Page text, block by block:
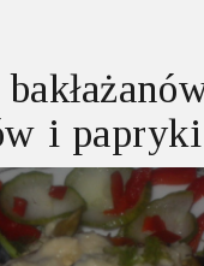
i papryki